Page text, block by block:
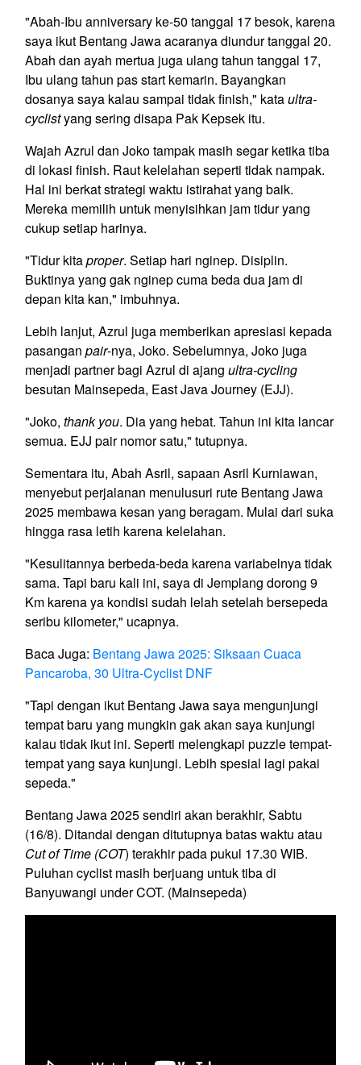
"Abah-Ibu anniversary ke-50 tanggal 17 besok, karena
saya ikut Bentang Jawa acaranya diundur tanggal 20.
Abah dan ayah mertua juga ulang tahun tanggal 17,
Ibu ulang tahun pas start kemarin. Bayangkan
dosanya saya kalau sampai tidak finish," kataultra-
cyclistyang sering disapa Pak Kepsek itu.
Wajah Azrul dan Joko tampak masih segar ketika tiba
di lokasi finish. Raut kelelahan seperti tidak nampak.
Hal ini berkat strategi waktu istirahat yang baik.
Mereka memilih untuk menyisihkan jam tidur yang
cukup setiap harinya.
"Tidur kitaproper. Setiap hari nginep. Disiplin.
Buktinya yang gak nginep cuma beda dua jam di
depan kita kan," imbuhnya.
Lebih lanjut, Azrul juga memberikan apresiasi kepada
pasangan pair-nya, Joko. Sebelumnya, Joko juga
menjadi partner bagi Azrul di ajang ultra-cycling
besutan Mainsepeda, East Java Journey (EJJ).
"Joko, thank you. Dia yang hebat. Tahun ini kita lancar
semua. EJJ pair nomor satu," tutupnya.
Sementara itu, Abah Asril, sapaan Asril Kurniawan,
menyebut perjalanan menulusuri rute Bentang Jawa
2025 membawa kesan yang beragam. Mulai dari suka
hingga rasa letih karena kelelahan.
"Kesulitannya berbeda-beda karena variabelnya tidak
sama. Tapi baru kali ini, saya di Jemplang dorong 9
Km karena ya kondisi sudah lelah setelah bersepeda
seribu kilometer," ucapnya.
Baca Juga: Bentang Jawa 2025: Siksaan Cuaca
Pancaroba, 30 Ultra-Cyclist DNF
"Tapi dengan ikut Bentang Jawa saya mengunjungi
tempat baru yang mungkin gak akan saya kunjungi
kalau tidak ikut ini. Seperti melengkapi puzzle tempat-
tempat yang saya kunjungi. Lebih spesial lagi pakai
sepeda."
Bentang Jawa 2025 sendiri akan berakhir, Sabtu
(16/8). Ditandai dengan ditutupnya batas waktu atau
Cut of Time (COT) terakhir pada pukul 17.30 WIB.
Puluhan cyclist masih berjuang untuk tiba di
Banyuwangi under COT. (Mainsepeda)